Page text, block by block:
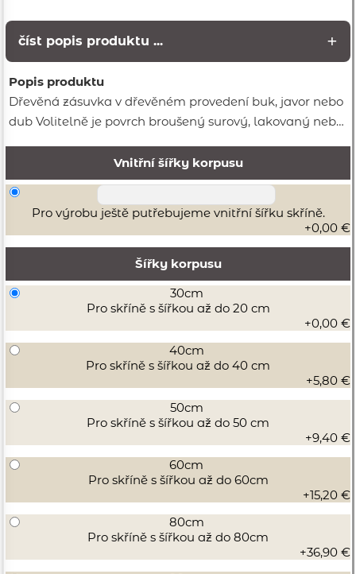
číst popis produktu ...
Popis produktu
Dřevěná zásuvka v dřevěném provedení buk, javor nebo
dub Volitelně je povrch broušený surový, lakovaný nebo
sady jsou i výsuvy zásuvek. Skvělý estetický vzhled s
otevřeným spojováním prstů Bočnice zásuvek jsou silné
13 mm a v rohu jsou spojeny prstovým spojem. Dřevěná
zásuvka tak získává mimořádně krásný vzhled
Mnohostranné využití dřevěných zásuvek v interiéru a
při dokončování V šatní skříni nebo kuchyňské lince se
tato dřevěná zásuvka cítí jako doma. Protože je tato
dřevěná zásuvka vybavena plnovýsuvy, získáte nejen
dobrý přehled o obsahu zásuvky, když je otevřená, ale
také dobrý přístup zejména do zadních rohů. Dřevěné
zásuvky jsou vyrobeny z následujících druhů tvrdého
dřeva: Z dřevin si můžete vybrat buk (měděný buk),
javor nebo dub. Zatímco u měkkého dřeva, například
smrku, zanechá tlak nehtu na povrchu stopy, tvrdé
dřevo je mnohem odolnější. Níže si můžete
nakonfigurovat dřevěnou zásuvku na míru:
Vnitřní šířky korpusu
Pro výrobu ještě putřebujeme vnitřní šířku skříně.
+0,00 €
Šířky korpusu
30cm
Pro skříně s šířkou až do 20 cm
+0,00 €
40cm
Pro skříně s šířkou až do 40 cm
+5,80 €
50cm
Pro skříně s šířkou až do 50 cm
+9,40 €
60cm
Pro skříně s šířkou až do 60cm
+15,20 €
80cm
Pro skříně s šířkou až do 80cm
+36,90 €